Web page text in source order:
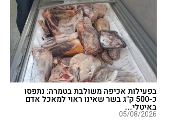
בפעילות אכיפה משולבת בטמרה: נתפסו
כ-500 ק"ג בשר שאינו ראוי למאכל אדם
באיטלי...
05/08/2026